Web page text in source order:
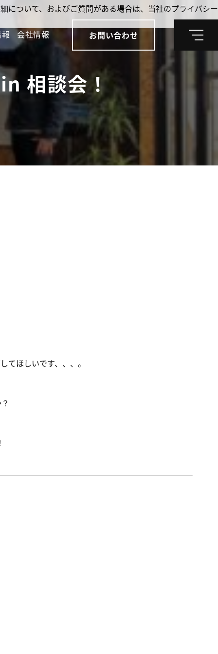
会社情報 お問い合わせ
メ
相談会！
てほしいです、、、。
について、およびご質問がある場合は、当社のプライバシー